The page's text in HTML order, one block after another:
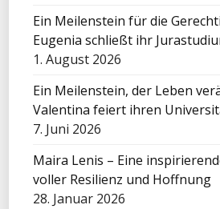
Ein Meilenstein für die
Eugenia schließt ihr
1. August 2026
Ein Meilenstein, der Leben
Valentina feiert ihren
7. Juni 2026
Maira Lenis – Eine
voller Resilienz und Hoffnung
28. Januar 2026